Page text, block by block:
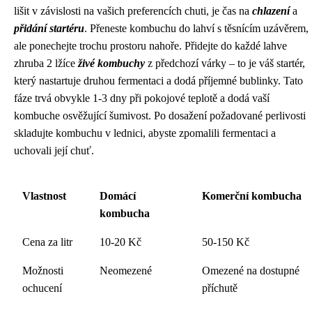
lišit v závislosti na vašich preferencích chuti, je čas na chlazenía
přidání startéru. Přeneste kombuchu do lahví s těsnícím uzávěrem,
ale ponechejte trochu prostoru nahoře. Přidejte do každé lahve
zhruba 2 lžíce živé kombuchy z předchozí várky – to je váš startér,
který nastartuje druhou fermentaci a dodá příjemné bublinky. Tato
fáze trvá obvykle 1-3 dny při pokojové teplotě a dodá vaší
kombuche osvěžující šumivost. Po dosažení požadované perlivosti
skladujte kombuchu v lednici, abyste zpomalili fermentaci a
uchovali její chuť.
Vlastnost
Domácí
kombucha
Komerční kombucha
Cena za litr 10-20 Kč 50-150 Kč
Možnosti
ochucení
Neomezené
Omezené na dostupné
příchutě